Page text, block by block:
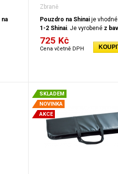
na
Zbraně
Pouzdro na Shinai je vhodné
1-2 Shinai. Je vyrobené z
725 Kč
Cena včetně DPH
SKLADEM
NOVINKA
AKCE